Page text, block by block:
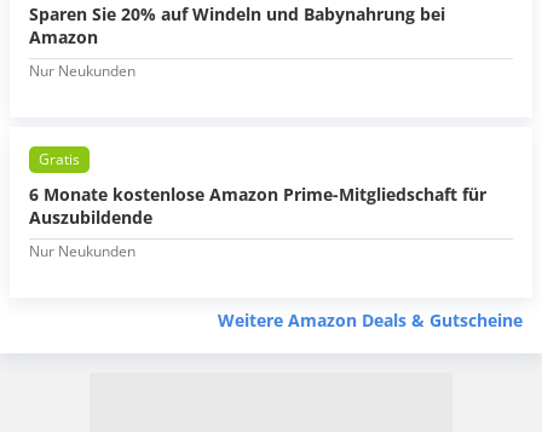
Sparen Sie 20% auf Windeln und Babynahrung bei
Amazon
Nur Neukunden
Gratis
6 Monate kostenlose Amazon Prime-Mitgliedschaft für
Auszubildende
Nur Neukunden
Weitere Amazon Deals & Gutscheine